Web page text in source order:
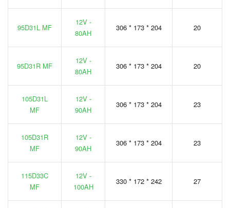
95D31L MF
12V -
80AH
306 * 173 * 204 20
95D31R MF
12V -
80AH
306 * 173 * 204 20
105D31L
MF
12V -
90AH
306 * 173 * 204 23
105D31R
MF
12V -
90AH
306 * 173 * 204 23
115D33C
MF
12V -
100AH
330 * 172 * 242 27